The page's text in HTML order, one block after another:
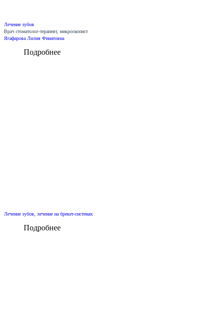
Лечение зубов
Врач стоматолог-терапевт, микроскопист
Ягафарова Лилия Финатовна
Подробнее
Лечение зубов, лечение на брекет-системах
Подробнее